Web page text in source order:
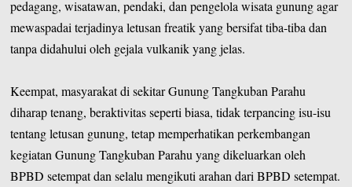
pedagang, wisatawan, pendaki, dan pengelola wisata gunung agar
mewaspadai terjadinya letusan freatik yang bersifat tiba-tiba dan
tanpa didahului oleh gejala vulkanik yang jelas.
Keempat, masyarakat di sekitar Gunung Tangkuban Parahu
diharap tenang, beraktivitas seperti biasa, tidak terpancing isu-isu
tentang letusan gunung, tetap memperhatikan perkembangan
kegiatan Gunung Tangkuban Parahu yang dikeluarkan oleh
BPBD setempat dan selalu mengikuti arahan dari BPBD setempat.